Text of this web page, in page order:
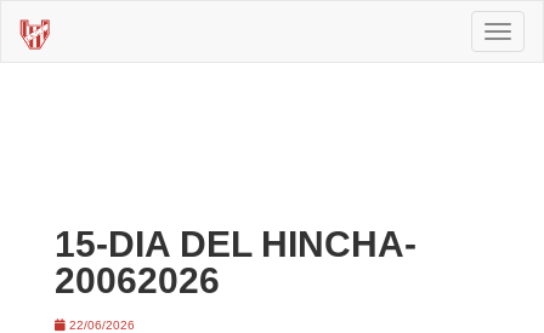
15-DIA DEL HINCHA-
20062026
22/06/2026